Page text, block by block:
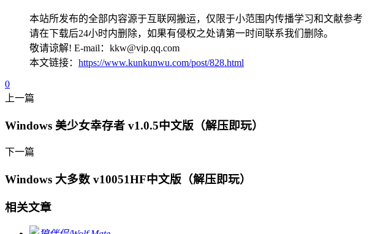
本站所发布的全部内容源于互联网搬运，仅限于小范围内传播学习和文献参考
请在下载后24小时内删除，如果有侵权之处请第一时间联系我们删除。
敬请谅解! E-mail：kkw@vip.qq.com
本文链接： https://www.kunkunwu.com/post/828.html
0
上一篇
Windows 美少女幸存者 v1.0.5中文版（解压即玩）
下一篇
Windows 大多数 v10051HF中文版（解压即玩）
相关文章